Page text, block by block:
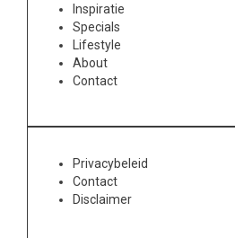
Inspiratie
Specials
Lifestyle
About
Contact
Privacybeleid
Contact
Disclaimer